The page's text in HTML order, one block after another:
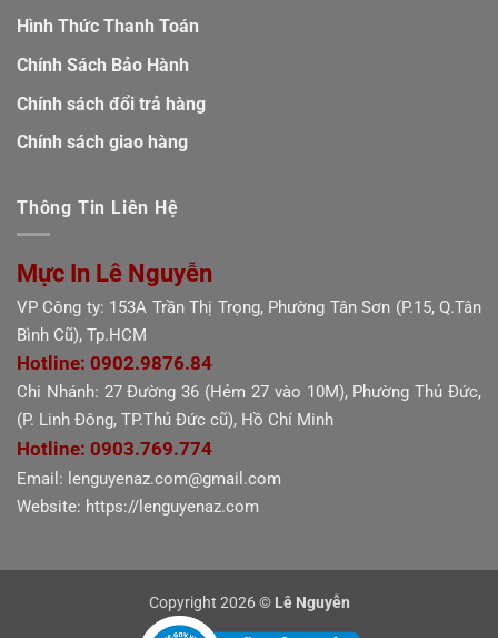
Hình Thức Thanh Toán
Chính Sách Bảo Hành
Chính sách đổi trả hàng
Chính sách giao hàng
Thông Tin Liên Hệ
Mực In Lê Nguyễn
VP Công ty: 153A Trần Thị Trọng, Phường Tân Sơn (P.15, Q.Tân
Bình Cũ), Tp.HCM
Hotline: 0902.9876.84
Chi Nhánh: 27 Đường 36 (Hẻm 27 vào 10M), Phường Thủ Đức,
(P. Linh Đông, TP.Thủ Đức cũ), Hồ Chí Minh
Hotline: 0903.769.774
Email: lenguyenaz.com@gmail.com
Website: https://lenguyenaz.com
Copyright 2026 © Lê Nguyễn